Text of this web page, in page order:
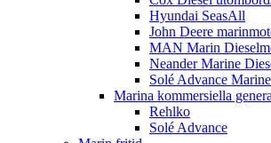
Hyundai SeasAll
John Deere
MAN Marin
Neander Marine
Solé Advance
Marina kommersiella
Rehlko
Solé Advance